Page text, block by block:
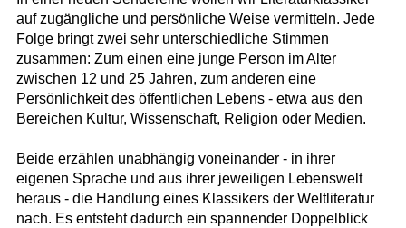
auf zugängliche und persönliche Weise vermitteln. Jede
Folge bringt zwei sehr unterschiedliche Stimmen
zusammen: Zum einen eine junge Person im Alter
zwischen 12 und 25 Jahren, zum anderen eine
Persönlichkeit des öffentlichen Lebens - etwa aus den
Bereichen Kultur, Wissenschaft, Religion oder Medien.
Beide erzählen unabhängig voneinander - in ihrer
eigenen Sprache und aus ihrer jeweiligen Lebenswelt
heraus - die Handlung eines Klassikers der Weltliteratur
nach. Es entsteht dadurch ein spannender Doppelblick